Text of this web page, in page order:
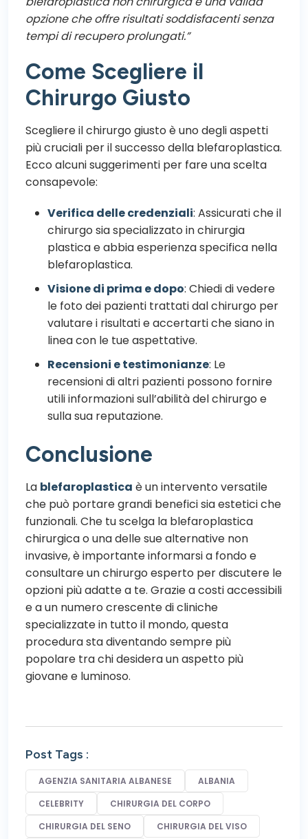
opzione che offre risultati soddisfacenti senza
tempi di recupero prolungati.”
Come Scegliere il
Chirurgo Giusto
Scegliere il chirurgo giusto è uno degli aspetti
più cruciali per il successo della blefaroplastica.
Ecco alcuni suggerimenti per fare una scelta
consapevole:
Verifica delle credenziali: Assicurati che il
chirurgo sia specializzato in chirurgia
plastica e abbia esperienza specifica nella
blefaroplastica.
Visione di prima e dopo: Chiedi di vedere
le foto dei pazienti trattati dal chirurgo per
valutare i risultati e accertarti che siano in
linea con le tue aspettative.
Recensioni e testimonianze: Le
recensioni di altri pazienti possono fornire
utili informazioni sull’abilità del chirurgo e
sulla sua reputazione.
Conclusione
La blefaroplastica è un intervento versatile
che può portare grandi benefici sia estetici che
funzionali. Che tu scelga la blefaroplastica
chirurgica o una delle sue alternative non
invasive, è importante informarsi a fondo e
consultare un chirurgo esperto per discutere le
opzioni più adatte a te. Grazie a costi accessibili
e a un numero crescente di cliniche
specializzate in tutto il mondo, questa
procedura sta diventando sempre più
popolare tra chi desidera un aspetto più
giovane e luminoso.
Post Tags :
AGENZIA SANITARIA ALBANESE
ALBANIA
CELEBRITY
CHIRURGIA DEL CORPO
CHIRURGIA DEL SENO
CHIRURGIA DEL VISO